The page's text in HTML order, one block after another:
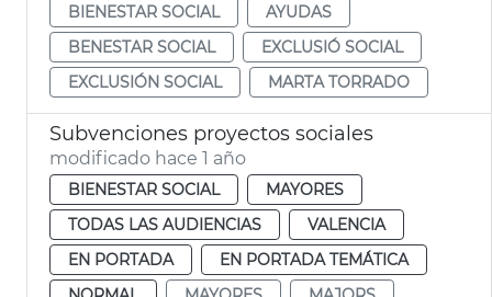
BIENESTAR SOCIAL
AYUDAS
BENESTAR SOCIAL
EXCLUSIÓ SOCIAL
EXCLUSIÓN SOCIAL
MARTA TORRADO
Subvenciones proyectos sociales
modificado hace 1 año
BIENESTAR SOCIAL
MAYORES
TODAS LAS AUDIENCIAS
VALENCIA
EN PORTADA
EN PORTADA TEMÁTICA